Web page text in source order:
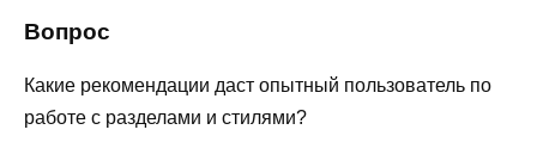
Вопрос
Какие рекомендации даст опытный пользователь по
работе с разделами и стилями?